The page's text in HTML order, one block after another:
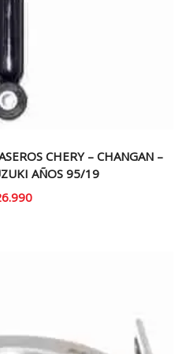
CHERY – CHANGAN –
AÑOS 95/19